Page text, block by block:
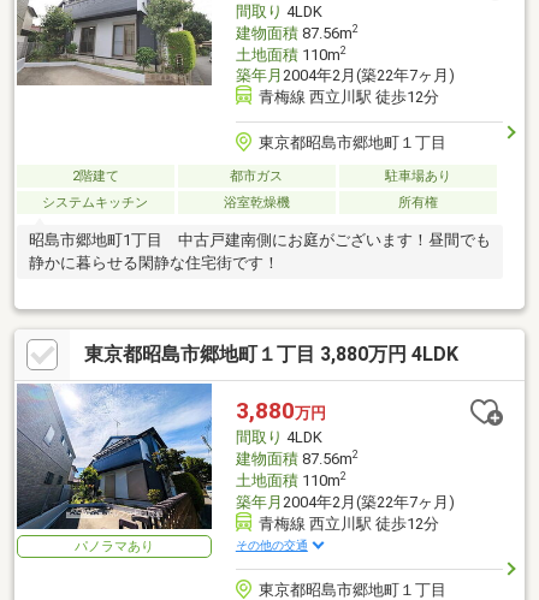
間取り 4LDK
建物面積87.56m2
土地面積110m2
築年月 2004年2月(築22年7ヶ月)
青梅線 西立川駅 徒歩12分
東京都昭島市郷地町１丁目
2階建て 都市ガス
駐車場あり
システムキッチン
浴室乾燥機 所有権
昭島市郷地町1丁目 中古戸建南側にお庭がございます！昼間でも
静かに暮らせる閑静な住宅街です！
東京都昭島市郷地町１丁目 3,880万円 4LDK
パノラマあり
3,880万円
間取り 4LDK
建物面積87.56m2
土地面積110m2
築年月 2004年2月(築22年7ヶ月)
青梅線 西立川駅 徒歩12分
その他の交通
東京都昭島市郷地町１丁目